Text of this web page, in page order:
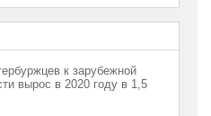
к зарубежной
вырос в 2020 году в 1,5